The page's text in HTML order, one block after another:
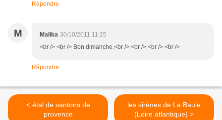
Répondre
M Malika 30/10/2011 11:25
<br /> <br /> Bon dimanche.<br /> <br /> <br /> <br />
Répondre
< étal de santons de
provence
les sirènes de La Baule
(Loire atlantique) >